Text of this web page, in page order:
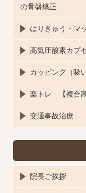
の骨盤矯正
はりきゅう・マ
高気圧酸素カプ
カッピング（吸
楽トレ 【複合高
交通事故治療
院長ご挨拶